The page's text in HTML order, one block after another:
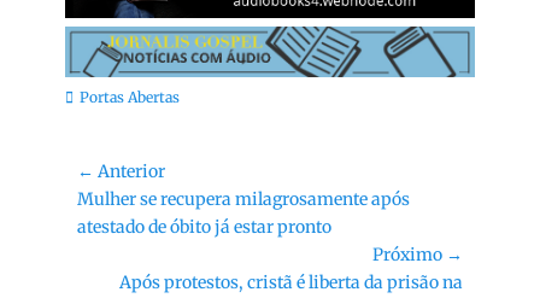
Categorias:
Portas Abertas
Navegação
de
Post
← Anterior
Post
anterior:
Mulher se recupera milagrosamente após
atestado de óbito já estar pronto
Próximo →
PróximoApós protestos, cristã é liberta da prisão na